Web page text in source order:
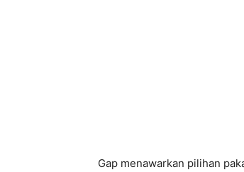
Gap menawarkan pilihan